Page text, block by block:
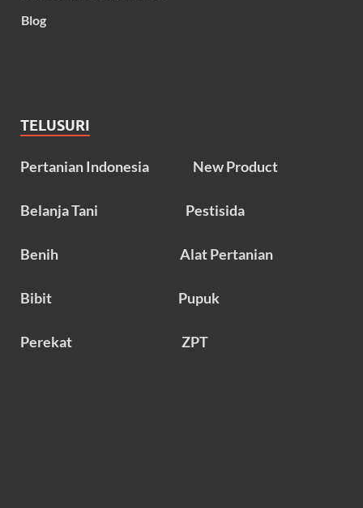
Blog
TELUSURI
Pertanian Indonesia New Product
Belanja Tani Pestisida
Benih Alat Pertanian
Bibit Pupuk
Perekat ZPT